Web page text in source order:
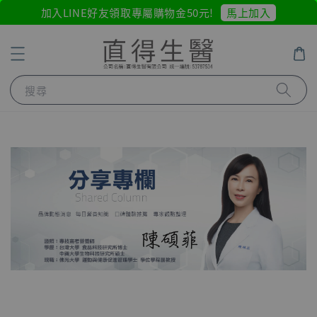
加入LINE好友領取專屬購物金50元! 馬上加入
搜尋